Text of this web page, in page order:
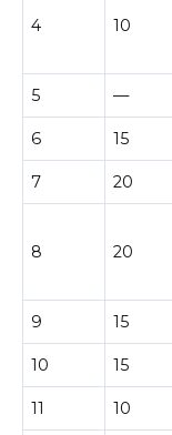
4 10
5 —
6 15
7 20
8 20
9 15
10 15
11 10